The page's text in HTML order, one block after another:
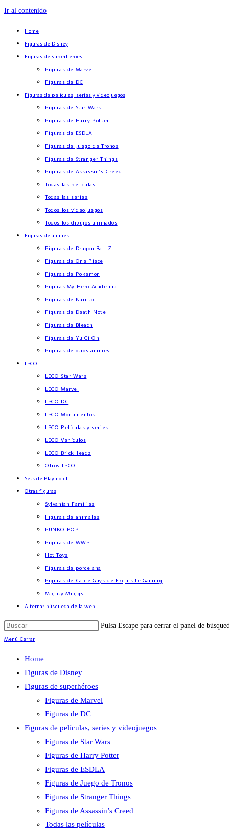
Ir al contenido
Home
Figuras de Disney
Figuras de superhéroes
Figuras de Marvel
Figuras de DC
Figuras de películas, series y videojuegos
Figuras de Star Wars
Figuras de Harry Potter
Figuras de ESDLA
Figuras de Juego de Tronos
Figuras de Stranger Things
Figuras de Assassin’s Creed
Todas las películas
Todas las series
Todos los videojuegos
Todos los dibujos animados
Figuras de animes
Figuras de Dragon Ball Z
Figuras de One Piece
Figuras de Pokemon
Figuras My Hero Academia
Figuras de Naruto
Figuras de Death Note
Figuras de Bleach
Figuras de Yu Gi Oh
Figuras de otros animes
LEGO
LEGO Star Wars
LEGO Marvel
LEGO DC
LEGO Monumentos
LEGO Películas y series
LEGO Vehículos
LEGO BrickHeadz
Otros LEGO
Sets de Playmobil
Otras figuras
Sylvanian Families
Figuras de animales
FUNKO POP
Figuras de WWE
Hot Toys
Figuras de porcelana
Figuras de Cable Guys de Exquisite Gaming
Mighty Muggs
Alternar búsqueda de la web
Pulsa Escape para cerrar el panel de
Menú Cerrar
Home
Figuras de Disney
Figuras de superhéroes
Figuras de Marvel
Figuras de DC
Figuras de películas, series y videojuegos
Figuras de Star Wars
Figuras de Harry Potter
Figuras de ESDLA
Figuras de Juego de Tronos
Figuras de Stranger Things
Figuras de Assassin’s Creed
Todas las películas